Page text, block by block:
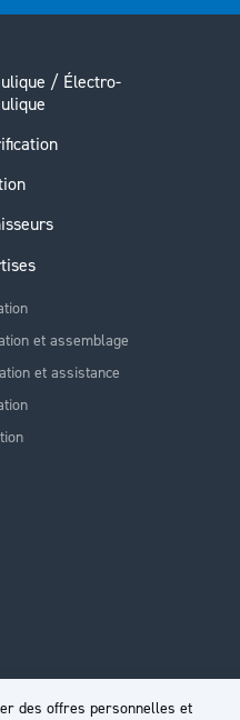
des offres personnelles et
/ Électro-
et assemblage
et assistance